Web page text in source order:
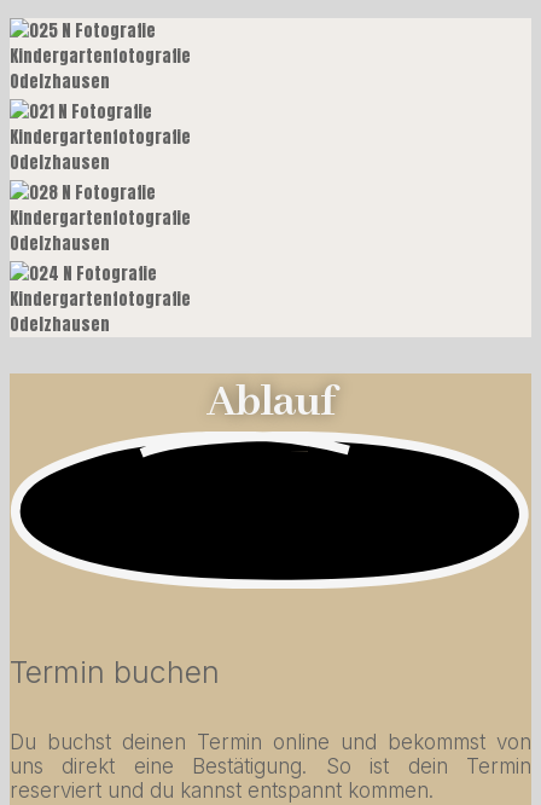
Ablauf
Termin buchen
Du buchst deinen Termin online und bekommst von
uns direkt eine Bestätigung. So ist dein Termin
reserviert und du kannst entspannt kommen.